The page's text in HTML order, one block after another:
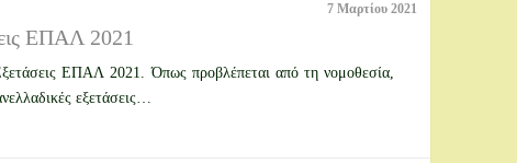
7 Μαρτίου 2021
ΕΠΑΛ 2021
ΕΠΑΛ 2021. Όπως προβλέπεται από τη νομοθεσία,
εξετάσεις…